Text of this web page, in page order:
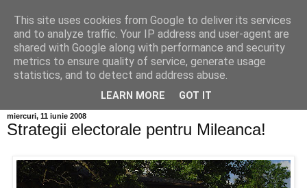
Info MILEANCA
BINE AȚI VENIT! *Jurnal online de informație și opinie; Joi
06 August, 2026
miercuri, 11 iunie 2008
Strategii electorale pentru Mileanca!
This site uses cookies from Google to deliver its services
and to analyze traffic. Your IP address and user-agent are
shared with Google along with performance and security
metrics to ensure quality of service, generate usage
statistics, and to detect and address abuse.
LEARN MORE GOT IT